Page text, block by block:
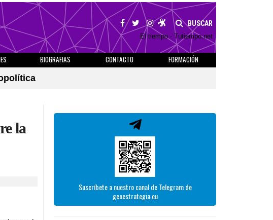
BUSCAR
El tiempo - Tutiempo.net
BIOGRAFIAS CONTACTO
FORMACIÓN
la
Suscríbete a nuestro canal de Telegram de
geoestrategia.eu